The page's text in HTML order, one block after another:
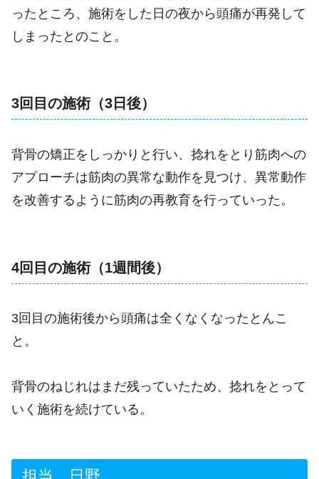
ったところ、施術をした日の夜から頭痛が再発して
しまったとのこと。
3回目の施術（3日後）
背骨の矯正をしっかりと行い、捻れをとり筋肉への
アプローチは筋肉の異常な動作を見つけ、異常動作
を改善するように筋肉の再教育を行っていった。
4回目の施術（1週間後）
3回目の施術後から頭痛は全くなくなったとんこ
と。
背骨のねじれはまだ残っていたため、捻れをとって
いく施術を続けている。